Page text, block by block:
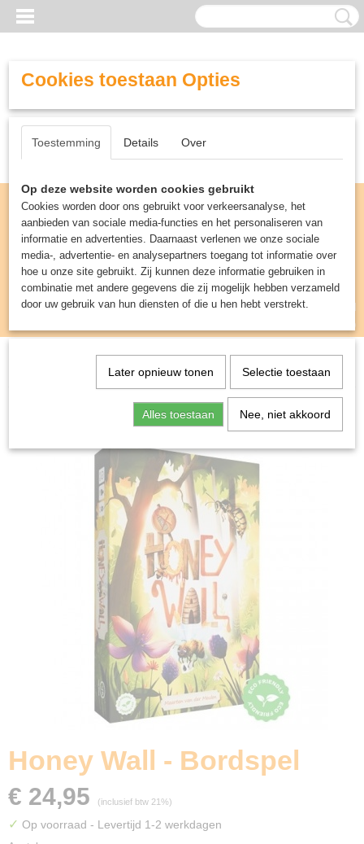
Inloggen Registreren
UW WINKELWAGEN
(0)
Spellen & Puzzels> Honey Wall - Bordspel
Honey Wall - Bordspel
€ 24,95 (inclusief btw 21%)
✓ Op voorraad - Levertijd 1-2 werkdagen
Cookies toestaan Opties
Toestemming Details Over
Op deze website worden cookies gebruikt
Cookies worden door ons gebruikt voor verkeersanalyse, het
aanbieden van sociale media-functies en het personaliseren van
informatie en advertenties. Daarnaast verlenen we onze sociale
media-, advertentie- en analysepartners toegang tot informatie over
hoe u onze site gebruikt. Zij kunnen deze informatie gebruiken in
combinatie met andere gegevens die zij mogelijk hebben verzameld
door uw gebruik van hun diensten of die u hen hebt verstrekt.
Later opnieuw tonen Selectie toestaan
Alles toestaan Nee, niet akkoord